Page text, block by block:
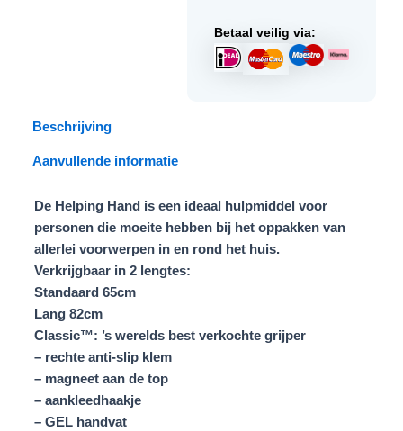
Betaal veilig via:
Beschrijving
Aanvullende informatie
De Helping Hand is een ideaal hulpmiddel voor
personen die moeite hebben bij het oppakken van
allerlei voorwerpen in en rond het huis.
Verkrijgbaar in 2 lengtes:
Standaard 65cm
Lang 82cm
Classic™: ’s werelds best verkochte grijper
– rechte anti-slip klem
– magneet aan de top
– aankleedhaakje
– GEL handvat